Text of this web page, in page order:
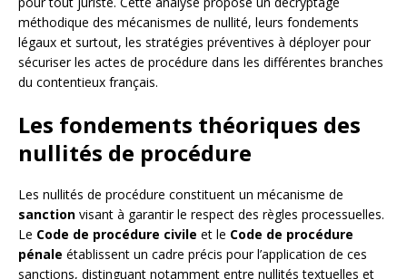
méthodique des mécanismes de nullité, leurs fondements
légaux et surtout, les stratégies préventives à déployer pour
sécuriser les actes de procédure dans les différentes branches
du contentieux français.
Les fondements théoriques des
nullités de procédure
Les nullités de procédure constituent un mécanisme de
sanction visant à garantir le respect des règles processuelles.
Le Code de procédure civile et le Code de procédure
pénale établissent un cadre précis pour l’application de ces
sanctions, distinguant notamment entre nullités textuelles et